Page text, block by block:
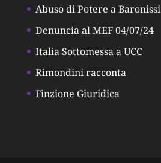
Abuso di Potere a Baronissi
Denuncia al MEF 04/07/24
Italia Sottomessa a UCC
Rimondini racconta
Finzione Giuridica